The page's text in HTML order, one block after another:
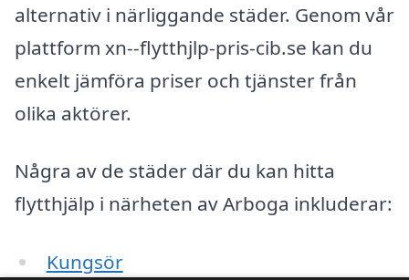
alternativ i närliggande städer. Genom vår
plattform xn--flytthjlp-pris-cib.se kan du
enkelt jämföra priser och tjänster från
olika aktörer.
Några av de städer där du kan hitta
flytthjälp i närheten av Arboga inkluderar:
Kungsör